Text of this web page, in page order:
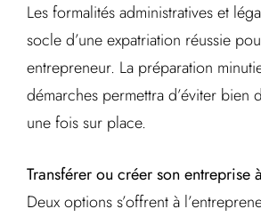
Les formalités administratives et
socle d’une expatriation réussie
entrepreneur. La préparation
démarches permettra d’éviter bien
une fois sur place.
Transférer ou créer son entreprise
Deux options s’offrent à